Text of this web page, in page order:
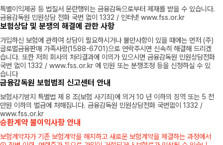
특별이익제공 등 법질서 문란행위는 금융감독으로부터 제재를 받을 수 있습니다.
금융감독원 민원상담 전화 국번 없이 1332 / 인터넷 www.fss.or.kr
보험상담 및 분쟁의 해결에 관한 사항
가입하신 보험에 관하여 상담이 필요하시거나 불만사항이 있을 때에는 먼저 (주)
글로벌금융판매 가족사랑(1588-6701)으로 연락주시면 신속히 해결해 드리겠
습니다. 또한 저희 회사의 처리결과에 이의가 있으시면 금융감독원 민원상담전화
국번 없이 1332 / www.fss.or.kr 에 민원 또는 분쟁조정 등을 신청하실 수 있
습니다
금융감독원 보험범죄 신고센터 안내
보험사기방지 특별법 제 8 조(보험 사기죄)에 의거 10 년 이하의 징역 또는 5 천
만원 이하의 벌금에 처해집니다. 금융감독원 민원상담전화 국번없이 1332 /
www.fss.or.kr
승환계약 불이익사항 안내
보험계약자가 기존 보험계약을 해지하고 새로운 보험계약을 체결하는 과정에서